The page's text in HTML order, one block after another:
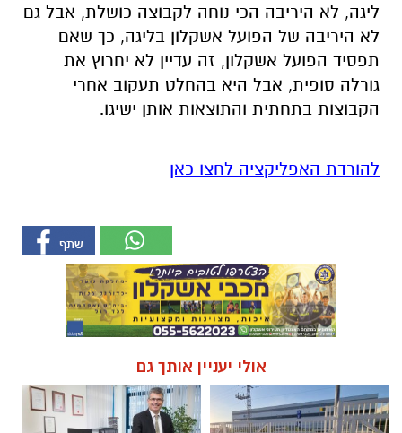
ליגה, לא היריבה הכי נוחה לקבוצה כושלת, אבל גם
לא היריבה של הפועל אשקלון בליגה, כך שאם
תפסיד הפועל אשקלון, זה עדיין לא יחרוץ את
גורלה סופית, אבל היא בהחלט תעקוב אחרי
הקבוצות בתחתית והתוצאות אותן ישיגו.
להורדת האפליקציה לחצו כאן
אולי יעניין אותך גם